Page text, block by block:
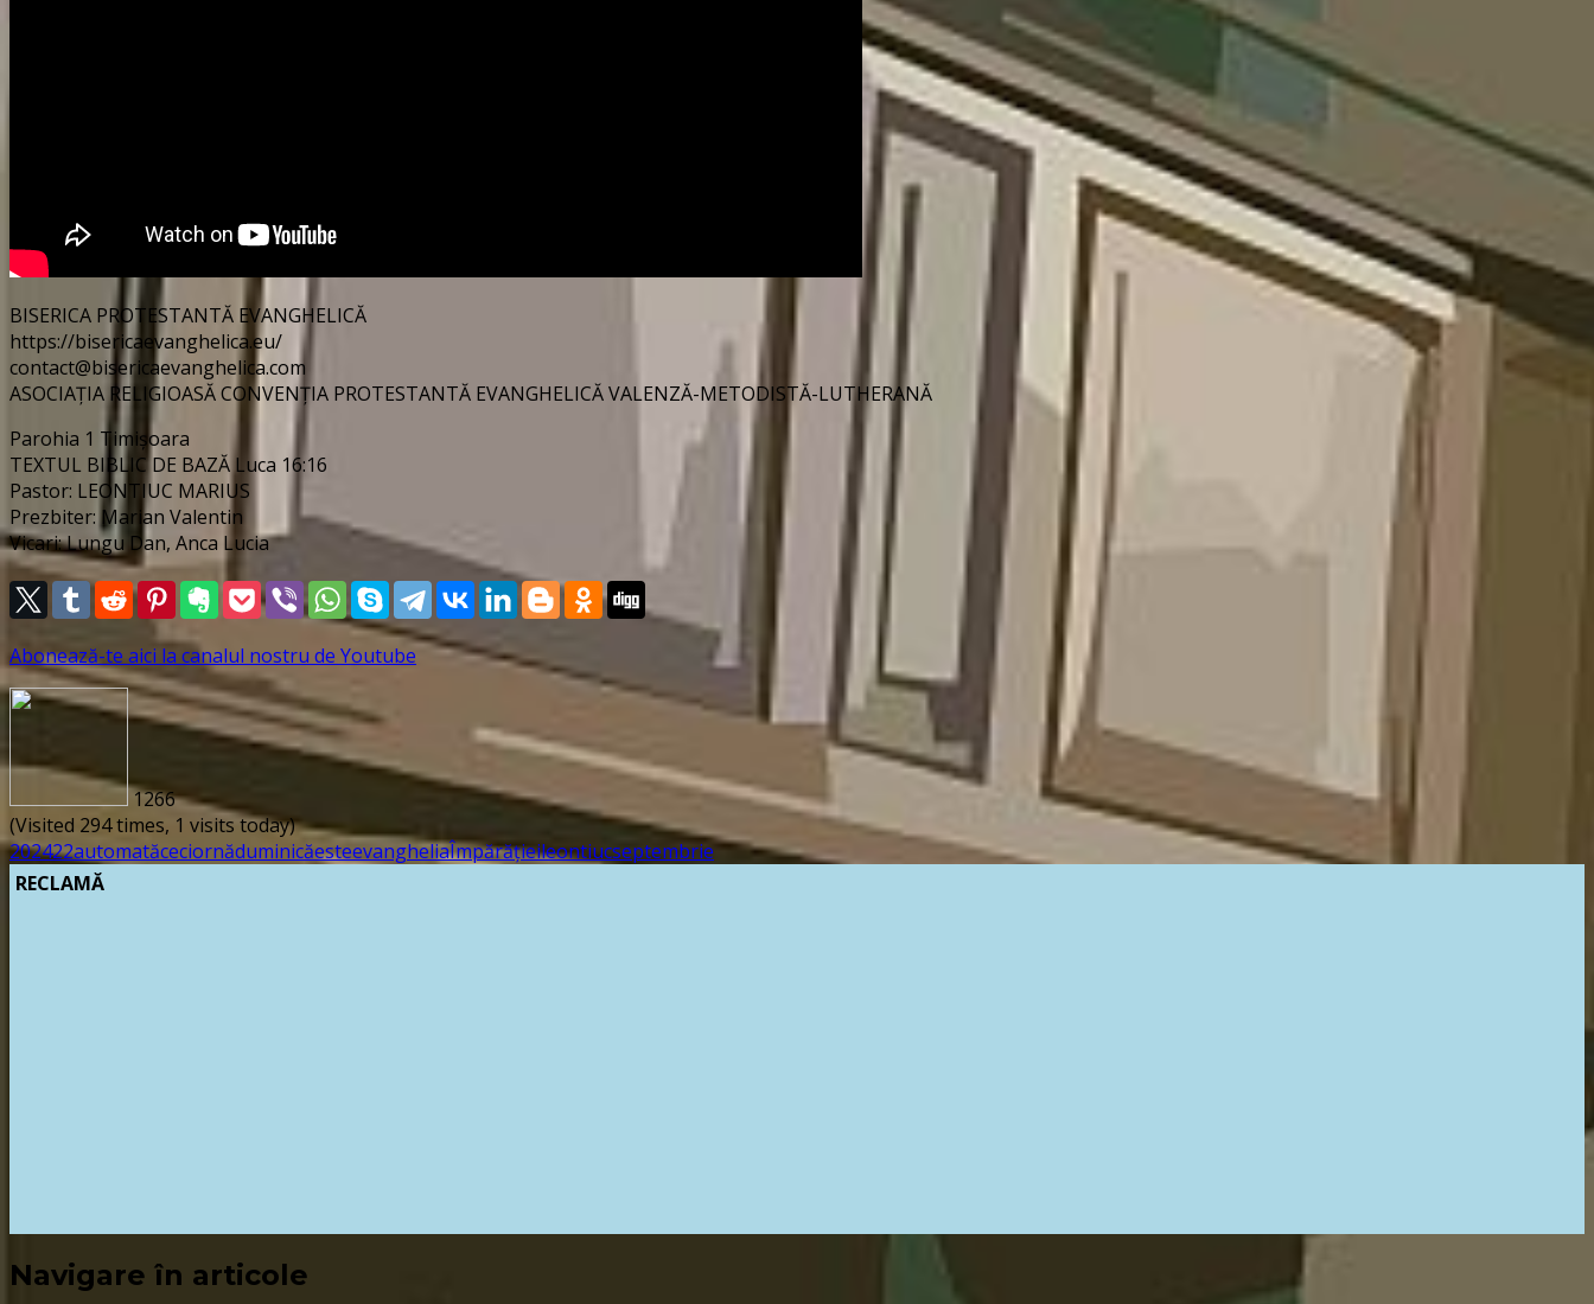
BISERICA PROTESTANTĂ EVANGHELICĂ
https://bisericaevanghelica.eu/
contact@bisericaevanghelica.com
ASOCIAȚIA RELIGIOASĂ CONVENȚIA PROTESTANTĂ EVANGHELICĂ VALENZĂ-METODISTĂ-LUTHERANĂ
Parohia 1 Timișoara
TEXTUL BIBLIC DE BAZĂ Luca 16:16
Pastor: LEONTIUC MARIUS
Prezbiter: Marian Valentin
Vicari: Lungu Dan, Anca Lucia
Abonează-te aici la canalul nostru de Youtube
1266
(Visited 294 times, 1 visits today)
202422automatăceciornăduminicăesteevangheliaÎmpărățieileontiucseptembrie
RECLAMĂ
Navigare în articole